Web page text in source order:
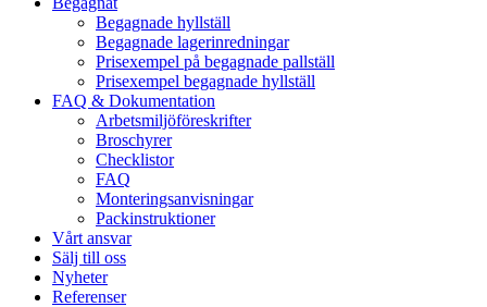
Begagnade hyllställ
Begagnade lagerinredningar
Prisexempel på begagnade pallställ
Prisexempel begagnade hyllställ
FAQ & Dokumentation
Arbetsmiljöföreskrifter
Broschyrer
Checklistor
FAQ
Monteringsanvisningar
Packinstruktioner
Vårt ansvar
Sälj till oss
Nyheter
Referenser